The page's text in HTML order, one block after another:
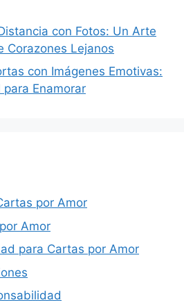
con Fotos: Un Arte
Corazones Lejanos
con Imágenes Emotivas:
Enamorar
por Amor
Amor
para Cartas por Amor